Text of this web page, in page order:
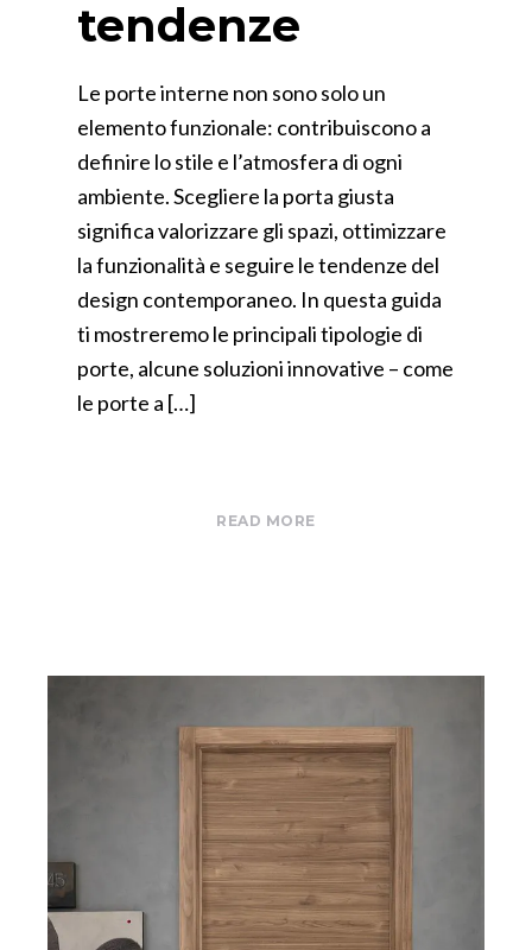
tendenze
Le porte interne non sono solo un
elemento funzionale: contribuiscono a
definire lo stile e l’atmosfera di ogni
ambiente. Scegliere la porta giusta
significa valorizzare gli spazi, ottimizzare
la funzionalità e seguire le tendenze del
design contemporaneo. In questa guida
ti mostreremo le principali tipologie di
porte, alcune soluzioni innovative – come
le porte a […]
READ MORE